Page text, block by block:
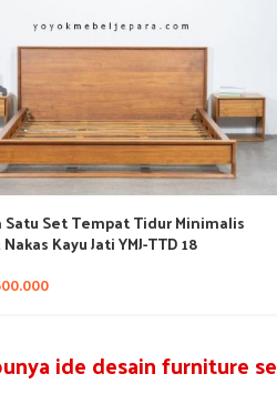
Satu Set Tempat Tidur Minimalis
Kayu Jati YMJ-TTD 18
ide desain furniture